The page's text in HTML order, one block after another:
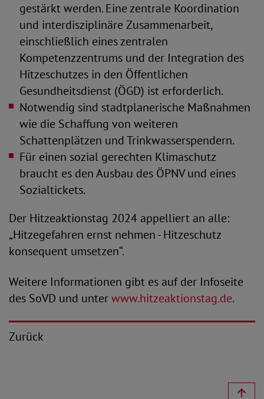
gestärkt werden. Eine zentrale Koordination
und interdisziplinäre Zusammenarbeit,
einschließlich eines zentralen
Kompetenzzentrums und der Integration des
Hitzeschutzes in den Öffentlichen
Gesundheitsdienst (ÖGD) ist erforderlich.
Notwendig sind stadtplanerische Maßnahmen
wie die Schaffung von weiteren
Schattenplätzen und Trinkwasserspendern.
Für einen sozial gerechten Klimaschutz
braucht es den Ausbau des ÖPNV und eines
Sozialtickets.
Der Hitzeaktionstag 2024 appelliert an alle:
„Hitzegefahren ernst nehmen - Hitzeschutz
konsequent umsetzen“.
Weitere Informationen gibt es auf der Infoseite
des SoVD und unterwww.hitzeaktionstag.de.
Zurück